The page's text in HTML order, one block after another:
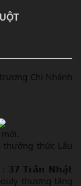
Chi Nhánh
thức Lẩu
: 𝟯𝟳 𝗧𝗿𝗮̂̀𝗻 𝗡𝗵𝗮̣̂𝘁